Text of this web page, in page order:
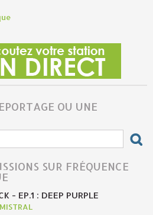
OU UNE
SUR FRÉQUENCE
- EP.1 : DEEP PURPLE